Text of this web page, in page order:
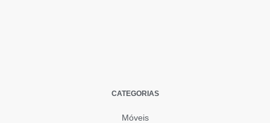
CATEGORIAS
Móveis